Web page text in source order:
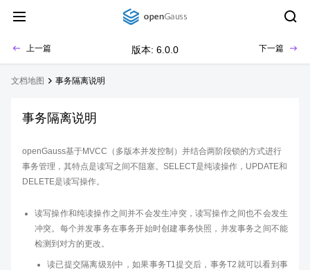
上一篇 版本: 6.0.0 下一篇
文档地图 事务隔离说明
事务隔离说明
openGauss基于MVCC（多版本并发控制）并结合两阶段锁的方式进行
事务管理，其特点是读写之间不阻塞。SELECT是纯读操作，UPDATE和
DELETE是读写操作。
读写操作和纯读操作之间并不会发生冲突，读写操作之间也不会发生
冲突。每个并发事务在事务开始时创建事务快照，并发事务之间不能
检测到对方的更改。
读已提交隔离级别中，如果事务T1提交后，事务T2就可以看到事